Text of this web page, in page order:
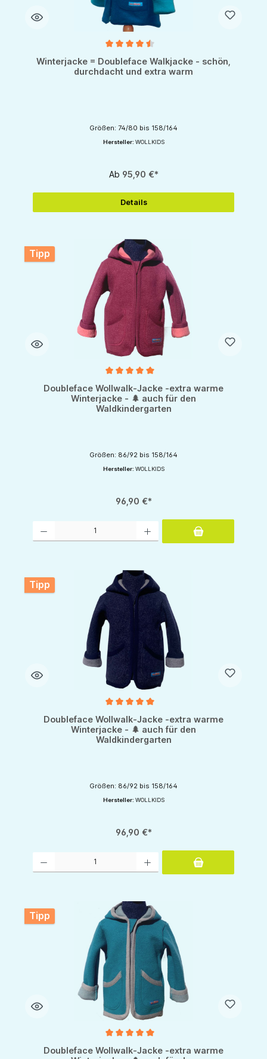
Durchschnittliche Bewertung von 4.5 von 5 Sternen
Winterjacke = Doubleface Walkjacke - schön,
durchdacht und extra warm
Größen: 74/80 bis 158/164
Hersteller: WOLLKIDS
Ab 95,90 €*
Details
Tipp
Durchschnittliche Bewertung von 5 von 5 Sternen
Doubleface Wollwalk-Jacke -extra warme
Winterjacke - 🌲 auch für den
Waldkindergarten
Größen: 86/92 bis 158/164
Hersteller: WOLLKIDS
96,90 €*
Tipp
Durchschnittliche Bewertung von 5 von 5 Sternen
Doubleface Wollwalk-Jacke -extra warme
Winterjacke - 🌲 auch für den
Waldkindergarten
Größen: 86/92 bis 158/164
Hersteller: WOLLKIDS
96,90 €*
Tipp
Durchschnittliche Bewertung von 5 von 5 Sternen
Doubleface Wollwalk-Jacke -extra warme